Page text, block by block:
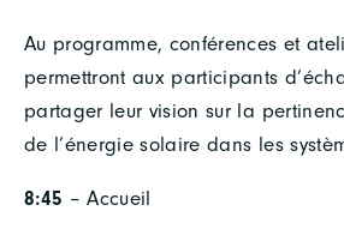
Au programme, conférences et
permettront aux participants
partager leur vision sur la
de l’énergie solaire dans les
8:45 – Accueil